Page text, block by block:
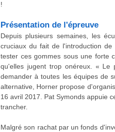
!
Présentation de l'épreuve
Depuis plusieurs semaines, les
cruciaux du fait de l'introduction
tester ces gommes sous une forte
qu'elles jugent trop onéreux. « Le
demander à toutes les équipes de
alternative, Horner propose
16 avril 2017. Pat Symonds appuie
trancher.
Malgré son rachat par un fonds